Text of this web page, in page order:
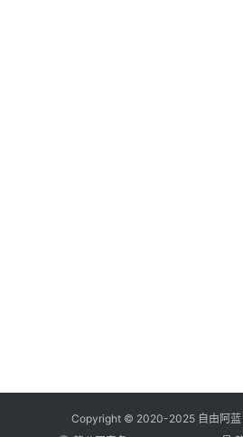
Copyright © 2020-2025 自由阿蓝